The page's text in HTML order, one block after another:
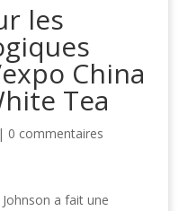
les
China
Tea
| 0 commentaires
a fait une